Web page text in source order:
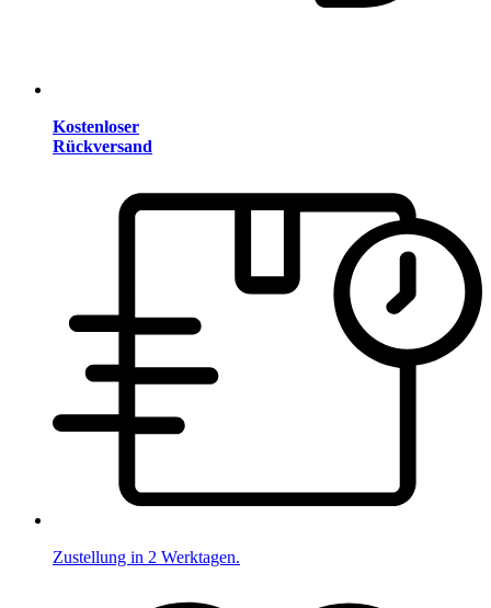
Kostenloser
Rückversand
Zustellung in 2 Werktagen.